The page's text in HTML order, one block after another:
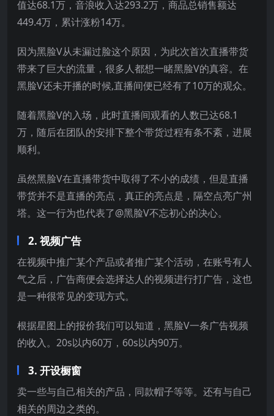
值达68.1万，音浪收入达293.2万，商品总销售额达
449.4万，累计涨粉14万。
因为黑脸V从未漏过脸这个原因，为此次首次直播带货
带来了巨大的流量，很多人都想一睹黑脸V的真容。在
黑脸V还未开播的时候,直播间便已经有了10万的观众。
随着黑脸V的入场，此时直播间观看的人数已达68.1
万，随后在团队的安排下整个带货过程有条不紊，进展
顺利。
虽然黑脸V在直播带货中取得了不小的成绩，但是直播
带货并不是直播的亮点，真正的亮点是，隔空点亮广州
塔。这一行为也代表了@黑脸V不忘初心的决心。
2. 视频广告
在视频中推广某个产品或者推广某个活动，在账号有人
气之后，广告商便会选择达人的视频进行打广告，这也
是一种很常见的变现方式。
根据星图上的报价我们可以知道，黑脸V一条广告视频
的收入。20s以内60万，60s以内90万。
3. 开设橱窗
卖一些与自己相关的产品，同款帽子等等。还有与自己
相关的周边之类的。